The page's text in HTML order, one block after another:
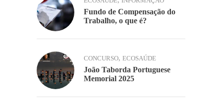
Fundo de Compensação do
Trabalho, o que é?
CONCURSO, ECOSAÚDE
João Taborda Portuguese
Memorial 2025